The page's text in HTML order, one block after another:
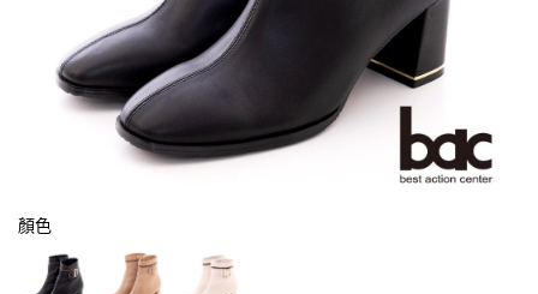
顏色